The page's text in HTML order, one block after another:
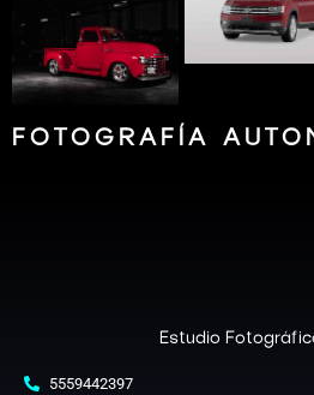
FOTOGRAFÍA
Estudio
5559442397